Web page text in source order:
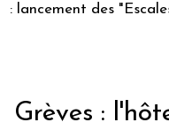
des "Escales
Grèves :